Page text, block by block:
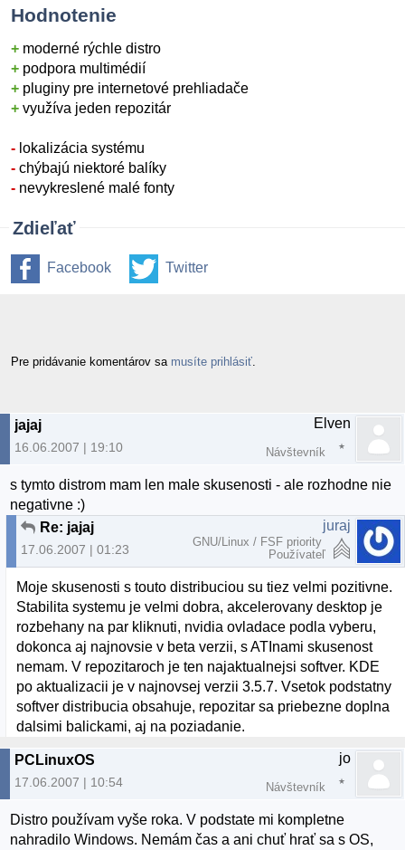
Hodnotenie
+ moderné rýchle distro
+ podpora multimédií
+ pluginy pre internetové prehliadače
+ využíva jeden repozitár
- lokalizácia systému
- chýbajú niektoré balíky
- nevykreslené malé fonty
Zdieľať
Facebook Twitter
Pre pridávanie komentárov sa musíte prihlásiť
jajaj
16.06.2007 | 19:10
Elven
Návštevník
s tymto distrom mam len male skusenosti - ale rozhodne nie
negativne :)
Re: jajaj
17.06.2007 | 01:23
juraj
GNU/Linux / FSF priority
Používateľ
Moje skusenosti s touto distribuciou su tiez velmi pozitivne.
Stabilita systemu je velmi dobra, akcelerovany desktop je
rozbehany na par kliknuti, nvidia ovladace podla vyberu,
dokonca aj najnovsie v beta verzii, s ATInami skusenost
nemam. V repozitaroch je ten najaktualnejsi softver. KDE
po aktualizacii je v najnovsej verzii 3.5.7. Vsetok podstatny
softver distribucia obsahuje, repozitar sa priebezne doplna
dalsimi balickami, aj na poziadanie.
PCLinuxOS
17.06.2007 | 10:54
jo
Návštevník
Distro používam vyše roka. V podstate mi kompletne
nahradilo Windows. Nemám čas a ani chuť hrať sa s OS,